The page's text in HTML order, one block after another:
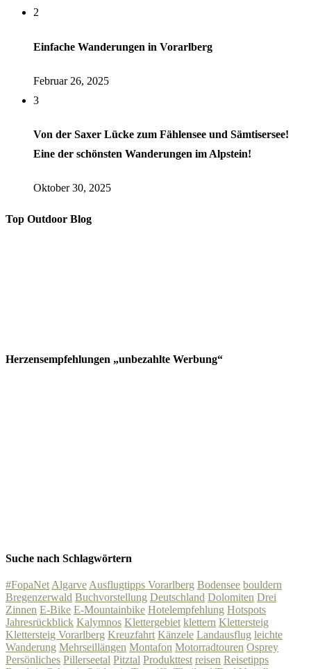
2
Einfache Wanderungen in Vorarlberg
Februar 26, 2025
3
Von der Saxer Lücke zum Fählensee und Sämtisersee!
Eine der schönsten Wanderungen im Alpstein!
Oktober 30, 2025
Top Outdoor Blog
Herzensempfehlungen „unbezahlte Werbung“
Suche nach Schlagwörtern
#FopaNet Algarve Ausflugtipps Vorarlberg Bodensee bouldern
Bregenzerwald Buchvorstellung Deutschland Dolomiten Drei
Zinnen E-Bike E-Mountainbike Hotelempfehlung Hotspots
Jahresrückblick Kalymnos Klettergebiet klettern Klettersteig
Klettersteig Vorarlberg Kreuzfahrt Känzele Landausflug leichte
Wanderung Mehrseillängen Montafon Motorradtouren Osprey
Persönliches Pillerseetal Pitztal Produkttest reisen Reisetipps